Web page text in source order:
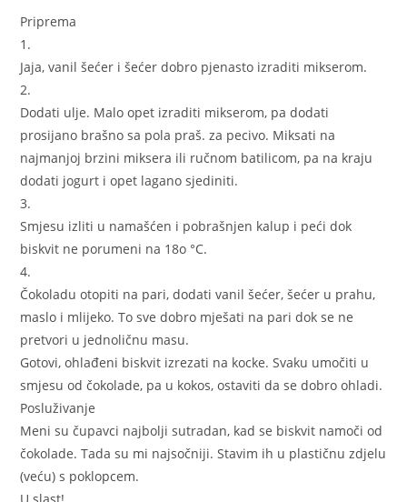
Priprema
1.
Jaja, vanil šećer i šećer dobro pjenasto izraditi mikserom.
2.
Dodati ulje. Malo opet izraditi mikserom, pa dodati
prosijano brašno sa pola praš. za pecivo. Miksati na
najmanjoj brzini miksera ili ručnom batilicom, pa na kraju
dodati jogurt i opet lagano sjediniti.
3.
Smjesu izliti u namašćen i pobrašnjen kalup i peći dok
biskvit ne porumeni na 18o °C.
4.
Čokoladu otopiti na pari, dodati vanil šećer, šećer u prahu,
maslo i mlijeko. To sve dobro mješati na pari dok se ne
pretvori u jednoličnu masu.
Gotovi, ohlađeni biskvit izrezati na kocke. Svaku umočiti u
smjesu od čokolade, pa u kokos, ostaviti da se dobro ohladi.
Posluživanje
Meni su čupavci najbolji sutradan, kad se biskvit namoči od
čokolade. Tada su mi najsočniji. Stavim ih u plastičnu zdjelu
(veću) s poklopcem.